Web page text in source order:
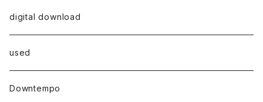
digital download
used
Downtempo